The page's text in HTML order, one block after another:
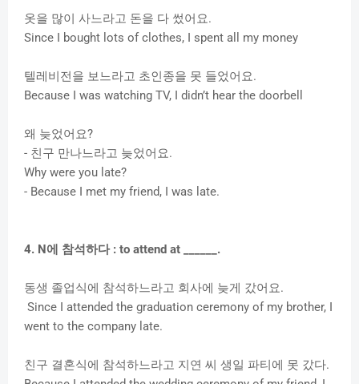
옷을 많이 사느라고 돈을 다 썼어요.
Since I bought lots of clothes, I spent all my money
텔레비전을 보느라고 초인종을 못 들었어요.
Because I was watching TV, I didn’t hear the doorbell
왜 늦었어요?
- 친구 만나느라고 늦었어요.
Why were you late?
- Because I met my friend, I was late.
4. N에 참석하다 : to attend at ______.
동생 졸업식에 참석하느라고 회사에 늦게 갔어요.
Since I attended the graduation ceremony of my brother, I
went to the company late.
친구 결혼식에 참석하느라고 지연 씨 생일 파티에 못 갔다.